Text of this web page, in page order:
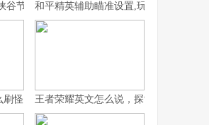
谷节奏的真正掌控者副标题
和平精英辅助瞄准设置,玩家实力跃升的
怪，解密黑暗中的生成法则
王者荣耀英文怎么说，探索全球玩家的